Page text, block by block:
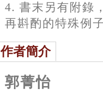
4. 書末另有附錄
再斟酌的特殊例
作者簡介
郭菁怡